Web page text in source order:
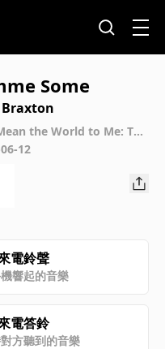
Some
the World to Me: The
Songs of Toni Braxto
12
電鈴聲
響起的音樂
電答鈴
方聽到的音樂